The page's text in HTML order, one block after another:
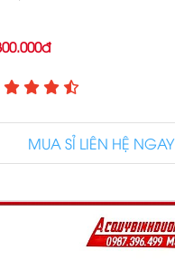
MUA SỈ LIÊN HỆ NGAY